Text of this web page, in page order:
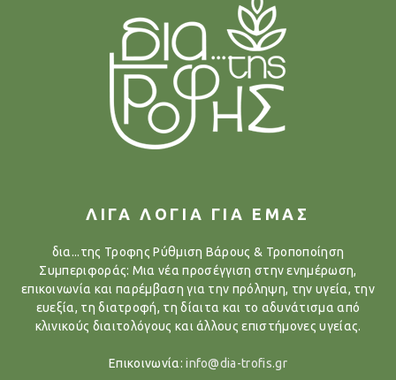
ΛΙΓΑ ΛΟΓΙΑ ΓΙΑ ΕΜΑΣ
δια...της Τροφης Ρύθμιση Βάρους & Τροποποίηση
Συμπεριφοράς: Μια νέα προσέγγιση στην ενημέρωση,
επικοινωνία και παρέμβαση για την πρόληψη, την υγεία, την
ευεξία, τη διατροφή, τη δίαιτα και το αδυνάτισμα από
κλινικούς διαιτολόγους και άλλους επιστήμονες υγείας.
Επικοινωνία:info@dia-trofis.gr